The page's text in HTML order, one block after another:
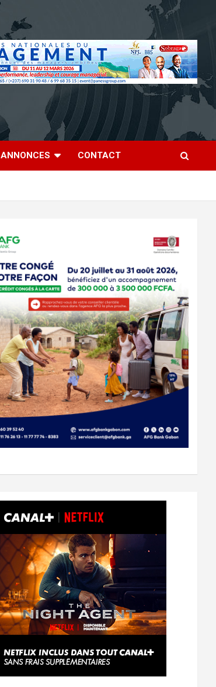
ANNONCES CONTACT